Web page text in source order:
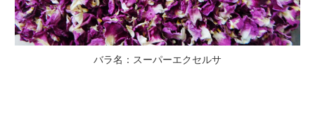
バラ名：スーパーエクセルサ